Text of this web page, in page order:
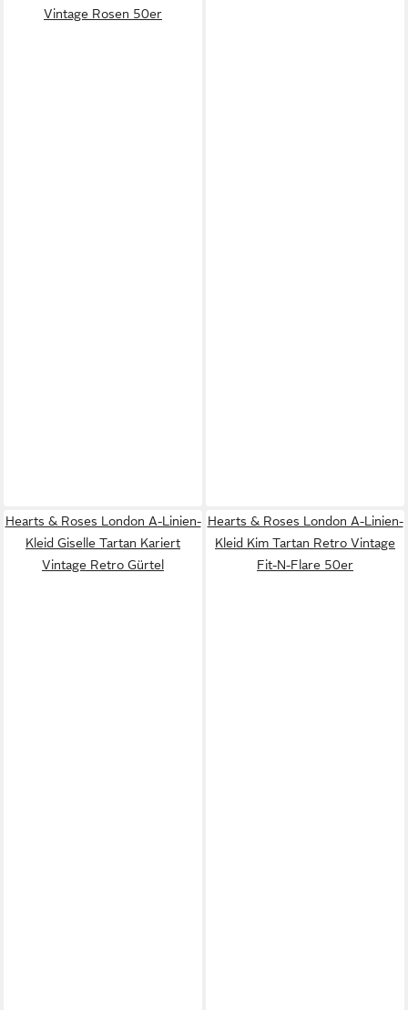
Vintage Rosen 50er
Hearts & Roses London A-Linien-
Kleid Giselle Tartan Kariert
Vintage Retro Gürtel
Hearts & Roses London A-Linien-
Kleid Kim Tartan Retro Vintage
Fit-N-Flare 50er